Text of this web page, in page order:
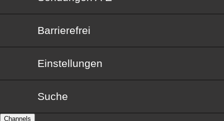
Barrierefrei
Barrierefrei
Einstellungen
Suche
Channels